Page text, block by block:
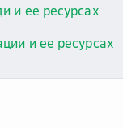
и ее ресурсах
и ее ресурсах